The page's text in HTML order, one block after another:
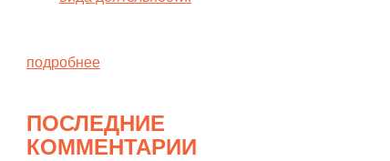
подробнее
ПОСЛЕДНИЕ
КОММЕНТАРИИ